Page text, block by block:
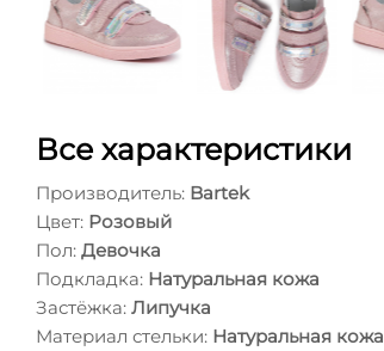
Все характеристики
Производитель: Bartek
Цвет: Розовый
Пол: Девочка
Подкладка: Натуральная кожа
Застёжка: Липучка
Материал стельки: Натуральная кожа